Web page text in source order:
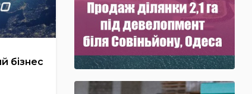
бізнес